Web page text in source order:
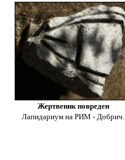
Жертвеник повреден
Лапидариум на РИМ - Добрич.